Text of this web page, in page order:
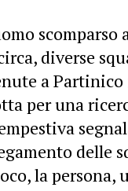
scomparso
diverse
a Partinico
per una
delle
la persona,